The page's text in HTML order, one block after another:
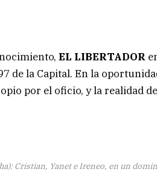
EL LIBERTADOR
de la Capital. En la
por el oficio, y la realidad
: Cristian, Yanet e Ireneo, en un